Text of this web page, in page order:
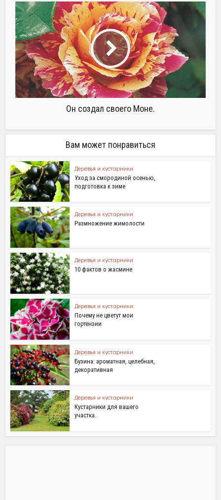
Он создал своего Моне.
Вам может понравиться
Деревья и кустарники
Уход за смородиной осенью,
подготовка к зиме
Деревья и кустарники
Размножение жимолости
Деревья и кустарники
10 фактов о жасмине
Деревья и кустарники
Почему не цветут мои
гортензии
Деревья и кустарники
Бузина: ароматная, целебная,
декоративная
Деревья и кустарники
Кустарники для вашего
участка.